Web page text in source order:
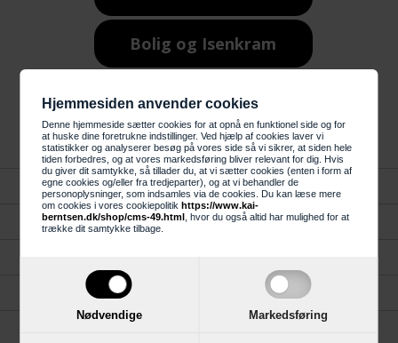
Hjemmesiden anvender cookies
Denne hjemmeside sætter cookies for at opnå en funktionel side og for
at huske dine foretrukne indstillinger. Ved hjælp af cookies laver vi
statistikker og analyserer besøg på vores side så vi sikrer, at siden hele
tiden forbedres, og at vores markedsføring bliver relevant for dig. Hvis
du giver dit samtykke, så tillader du, at vi sætter cookies (enten i form af
egne cookies og/eller fra tredjeparter), og at vi behandler de
personoplysninger, som indsamles via de cookies. Du kan læse mere
om cookies i vores cookiepolitikhttps://www.kai-
berntsen.dk/shop/cms-49.html , hvor du også altid har mulighed for at
trække dit samtykke tilbage.
Nødvendige Markedsføring
Bolig og Isenkram
Belysning
Forside
Kundeservice
Køkken, Bad og Garderobe